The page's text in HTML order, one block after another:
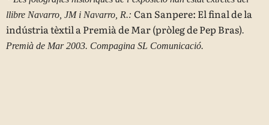
llibre Navarro, JM i Navarro, R.: Can Sanpere: El final de la
indústria tèxtil a Premià de Mar (pròleg de Pep Bras).
Premià de Mar 2003. Compagina SL Comunicació.